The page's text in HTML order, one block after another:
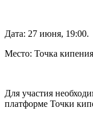
Дата: 27 июня, 19:00.
Место: Точка
Для участия
платформе Точки